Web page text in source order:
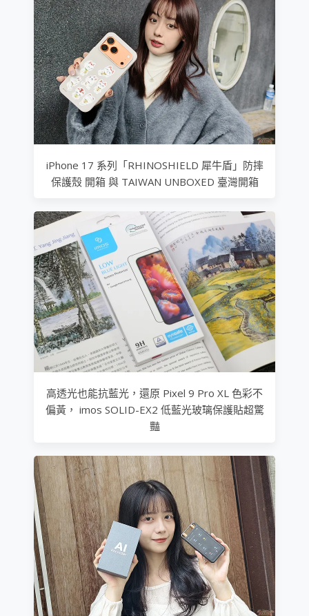
iPhone 17 系列「RHINOSHIELD 犀牛盾」防摔
保護殼 開箱 與 TAIWAN UNBOXED 臺灣開箱
高透光也能抗藍光，還原 Pixel 9 Pro XL 色彩不
偏黃， imos SOLID-EX2 低藍光玻璃保護貼超驚
豔